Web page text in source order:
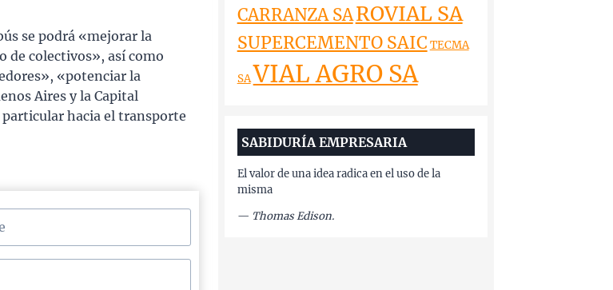
se podrá «mejorar la
de colectivos», así como
«potenciar la
Aires y la Capital
hacia el transporte
CARRANZA SAROVIAL SA
SUPERCEMENTO SAIC TECMA
SAVIAL AGRO SA
SABIDURÍA EMPRESARIA
El valor de una idea radica en el uso de la
misma
— Thomas Edison.